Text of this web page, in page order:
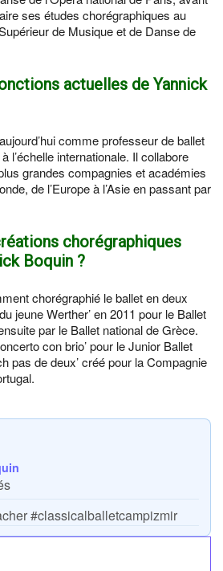
ses études chorégraphiques au
de Musique et de Danse de
actuelles de Yannick
comme professeur de ballet
l’échelle internationale. Il collabore
grandes compagnies et académies
de l’Europe à l’Asie en passant par
chorégraphiques
Boquin ?
chorégraphié le ballet en deux
jeune Werther’ en 2011 pour le Ballet
par le Ballet national de Grèce.
con brio’ pour le Junior Ballet
pas de deux’ créé pour la Compagnie
#classicalballetcampizmir